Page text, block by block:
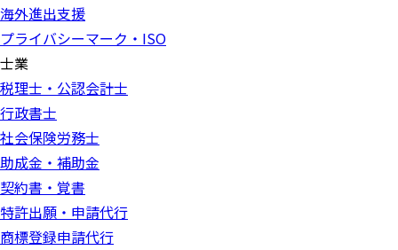
海外進出支援
プライバシーマーク・ISO
士業
税理士・公認会計士
行政書士
社会保険労務士
助成金・補助金
契約書・覚書
特許出願・申請代行
商標登録申請代行